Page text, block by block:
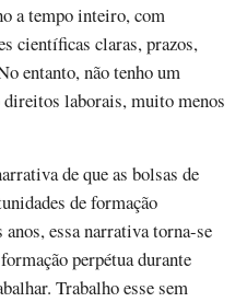
a tempo inteiro, com
científicas claras, prazos,
entanto, não tenho um
laborais, muito menos
de que as bolsas de
de formação
essa narrativa torna-se
perpétua durante
Trabalho esse sem